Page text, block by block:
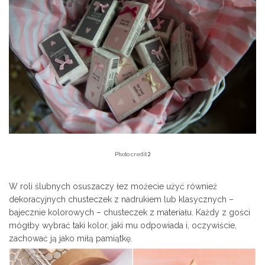
Photo credit 2
W roli ślubnych osuszaczy łez możecie użyć również
dekoracyjnych chusteczek z nadrukiem lub klasycznych –
bajecznie kolorowych – chusteczek z materiału. Każdy z gości
mógłby wybrać taki kolor, jaki mu odpowiada i, oczywiście,
zachować ją jako miłą pamiątkę.